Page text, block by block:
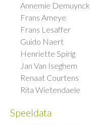
Annemie Demuynck
Frans Ameye
Frans Lesaffer
Guido Naert
Henriette Spirig
Jan Van Iseghem
Renaat Courtens
Rita Wietendaele
Speeldata